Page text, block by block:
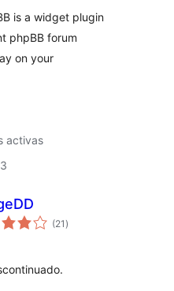
is a widget plugin
phpBB forum
on your
activas
(21 total
de
)